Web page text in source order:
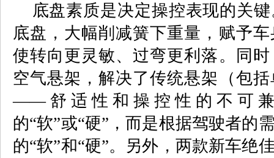
底盘素质是决定操控表现的关键
底盘，大幅削减簧下重量，赋予
使转向更灵敏、过弯更利落。同
空气悬架，解决了传统悬架（包
——舒适性和操控性的不可
的“软”或“硬” ，而是根据驾驶者的
的“软”和“硬”。另外，两款新车绝